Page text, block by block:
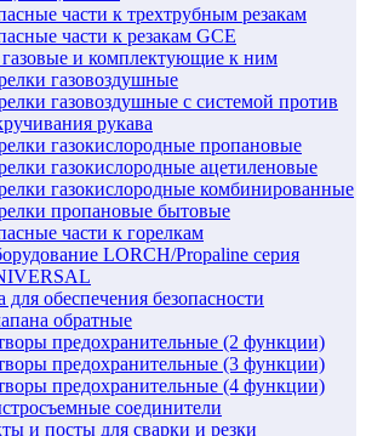
части к трехтрубным резакам
части к резакам GCE
газовые и комплектующие к ним
газовоздушные
газовоздушные с системой против
рукава
газокислородные пропановые
газокислородные ацетиленовые
газокислородные комбинированные
пропановые бытовые
части к горелкам
LORCH/Propaline серия
для обеспечения безопасности
обратные
предохранительные (2 функции)
предохранительные (3 функции)
предохранительные (4 функции)
соединители
и посты для сварки и резки